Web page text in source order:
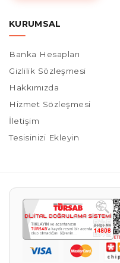
KURUMSAL
Banka Hesapları
Gizlilik Sözleşmesi
Hakkımızda
Hizmet Sözleşmesi
İletişim
Tesisinizi Ekleyin